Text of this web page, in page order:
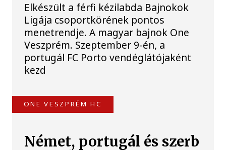
Elkészült a férfi kézilabda Bajnokok
Ligája csoportkörének pontos
menetrendje. A magyar bajnok One
Veszprém. Szeptember 9-én, a
portugál FC Porto vendéglátójaként
kezd
ONE VESZPRÉM HC
Német, portugál és szerb